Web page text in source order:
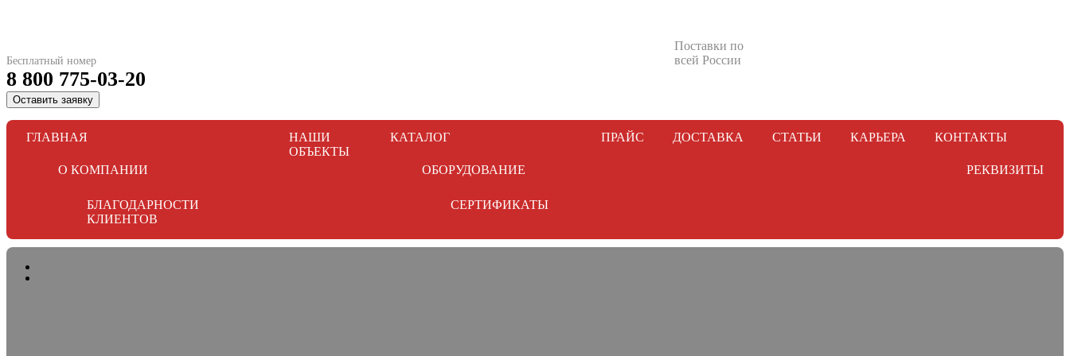
Бесплатный номер
8 800 775-03-20
Поставки по
всей России
Оставить заявку
ГЛАВНАЯ
О КОМПАНИИ
БЛАГОДАРНОСТИ
КЛИЕНТОВ
НАШИ
ОБЪЕКТЫ
КАТАЛОГ
ОБОРУДОВАНИЕ
СЕРТИФИКАТЫ
ПРАЙС ДОСТАВКА СТАТЬИ КАРЬЕРА КОНТАКТЫ
РЕКВИЗИТЫ